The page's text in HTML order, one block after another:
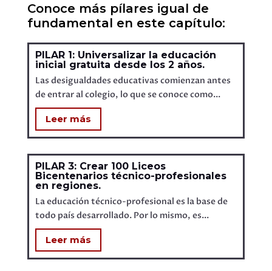
Conoce más pílares igual de
fundamental en este capítulo:
PILAR 1: Universalizar la educación
inicial gratuita desde los 2 años.
Las desigualdades educativas comienzan antes
de entrar al colegio, lo que se conoce como...
Leer más
PILAR 3: Crear 100 Liceos
Bicentenarios técnico-profesionales
en regiones.
La educación técnico-profesional es la base de
todo país desarrollado. Por lo mismo, es...
Leer más